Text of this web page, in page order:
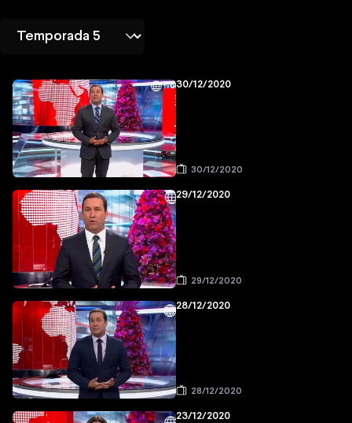
30/12/2020
30/12/2020
29/12/2020
29/12/2020
28/12/2020
28/12/2020
23/12/2020